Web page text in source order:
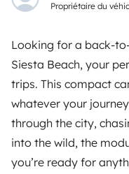
Propriétaire du
Looking for a back-
Siesta Beach, your
trips. This compact
whatever your
through the city,
into the wild, the
you’re ready for
Pinterest
LOCATION CAMPING-
Comment ça marche